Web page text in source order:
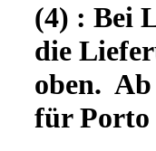
(4) : Bei
die
oben.
für Porto